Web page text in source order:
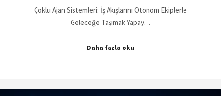
Çoklu Ajan Sistemleri: İş Akışlarını Otonom Ekiplerle
Geleceğe Taşımak Yapay…
Daha fazla oku